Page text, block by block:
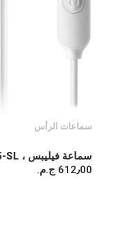
سماعات الرأس
سماعة فيليبس ، SHE8105-SL - فضي
612٫00 ج.م.‏